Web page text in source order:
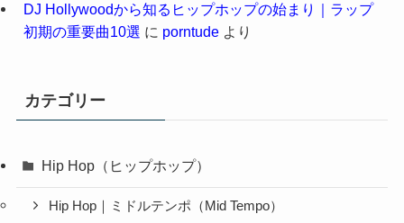
DJ Hollywoodから知るヒップホップの始まり｜ラップ
初期の重要曲10選 に porntudeより
カテゴリー
Hip Hop（ヒップホップ）
Hip Hop｜ミドルテンポ（Mid Tempo）